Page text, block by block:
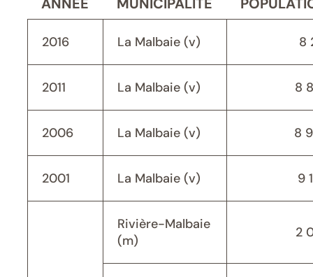
ANNÉE MUNICIPALITÉ
2016 La Malbaie (v) 8
2011 La Malbaie (v) 8
2006 La Malbaie (v) 8
2001 La Malbaie (v) 9
Rivière-Malbaie
(m)
2